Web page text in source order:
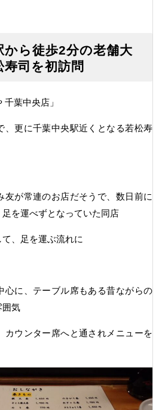
から徒歩2分の老舗大
司を初訪問
葉中央店」
、更に千葉中央駅近くとなる若松寿
友が常連のお店だそうで、数日前に
を運べずとなっていた同店
、足を運ぶ流れに
心に、テーブル席もある昔ながらの
囲気
カウンター席へと通されメニューを